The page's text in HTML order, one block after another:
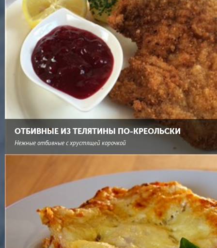
ОТБИВНЫЕ ИЗ ТЕЛЯТИНЫ ПО-КРЕОЛЬСКИ
Нежные отбивные с хрустящей корочкой